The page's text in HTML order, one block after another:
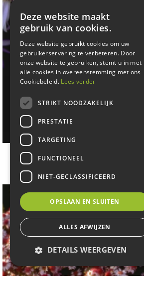
Aster 'Silberteppich'
Deze website maakt
gebruik van cookies.
Deze website gebruikt cookies om uw
gebruikerservaring te verbeteren. Door
onze website te gebruiken, stemt u in met
alle cookies in overeenstemming met ons
Cookiebeleid. Lees verder
STRIKT NOODZAKELIJK
PRESTATIE
TARGETING
FUNCTIONEEL
NIET-GECLASSIFICEERD
OPSLAAN EN SLUITEN
ALLES AFWIJZEN
DETAILS WEERGEVEN